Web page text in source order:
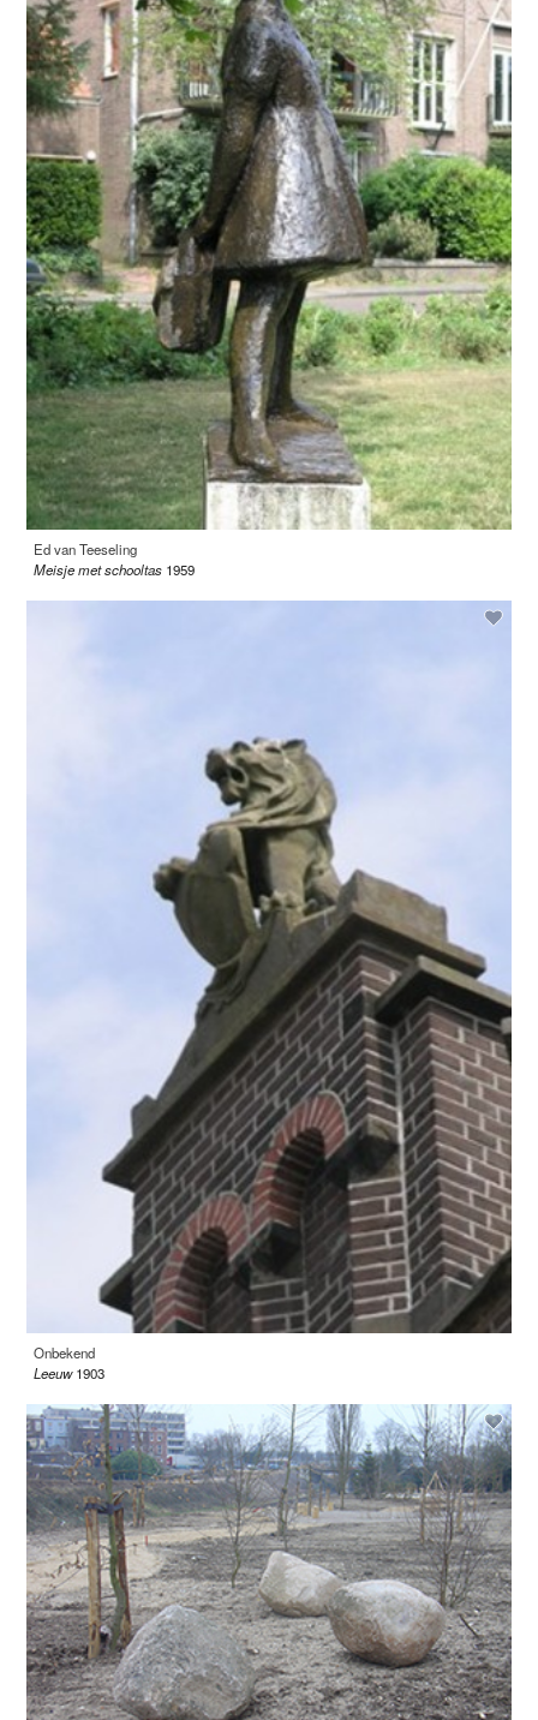
Ed van Teeseling
Meisje met schooltas 1959
Onbekend
Leeuw 1903